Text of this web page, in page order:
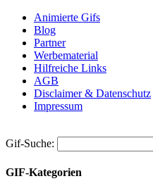
Animierte Gifs
Blog
Partner
Werbematerial
Hilfreiche Links
AGB
Disclaimer & Datenschutz
Impressum
Gif-Suche:
GIF-Kategorien